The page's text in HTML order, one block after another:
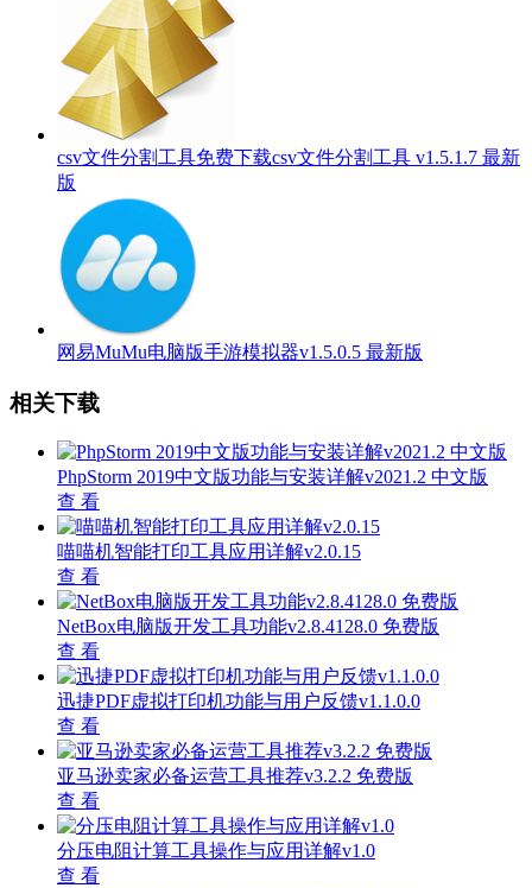
csv文件分割工具免费下载csv文件分割工具 v1.5.1.7 最新
版
网易MuMu电脑版手游模拟器v1.5.0.5 最新版
相关下载
PhpStorm 2019中文版功能与安装详解v2021.2 中文版
查 看
喵喵机智能打印工具应用详解v2.0.15
查 看
NetBox电脑版开发工具功能v2.8.4128.0 免费版
查 看
迅捷PDF虚拟打印机功能与用户反馈v1.1.0.0
查 看
亚马逊卖家必备运营工具推荐v3.2.2 免费版
查 看
分压电阻计算工具操作与应用详解v1.0
查 看